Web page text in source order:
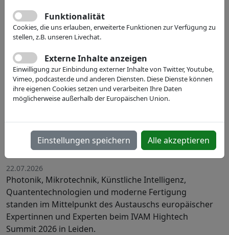
Engineering our Future: Europas
Hightech-Community setzt Impulse
für die Life Science-Industrie
22.07.2026
Photonik, Mikrotechnik, Künstliche Intelligenz,
Quantentechnologien und moderne Fertigung
standen im Mittelpunkt des Austauschs europäischer
Expertinnen und Experten beim IVAM Hightech
Summit 2026 in Leiden.
Funktionalität
Cookies, die uns erlauben, erweiterte Funktionen zur Verfügung zu
stellen, z.B. unseren Livechat.
Externe Inhalte anzeigen
Einwilligung zur Einbindung externer Inhalte von Twitter, Youtube,
Vimeo, podcaster.de und anderen Diensten. Diese Dienste können
ihre eigenen Cookies setzen und verarbeiten Ihre Daten
möglicherweise außerhalb der Europäischen Union.
Einstellungen speichern Alle akzeptieren